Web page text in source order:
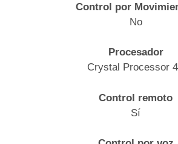
Control por
No
Procesador
Crystal Processor
Control remoto
Sí